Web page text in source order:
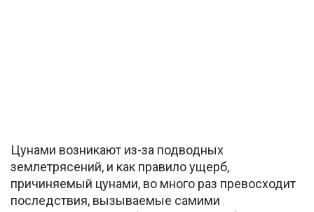
Цунами возникают из-за подводных
землетрясений, и как правило ущерб,
причиняемый цунами, во много раз превосходит
последствия, вызываемые самими